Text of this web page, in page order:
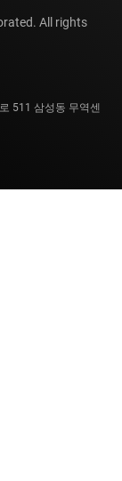
All rights
511 삼성동 무역센